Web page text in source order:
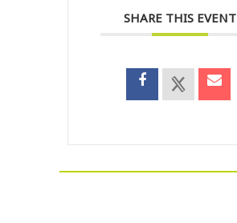
SHARE THIS EVENT